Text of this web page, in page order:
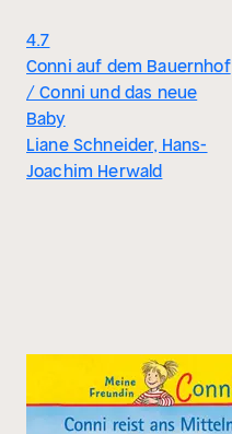
4.7
Conni auf dem Bauernhof
/ Conni und das neue
Baby
Liane Schneider, Hans-
Joachim Herwald